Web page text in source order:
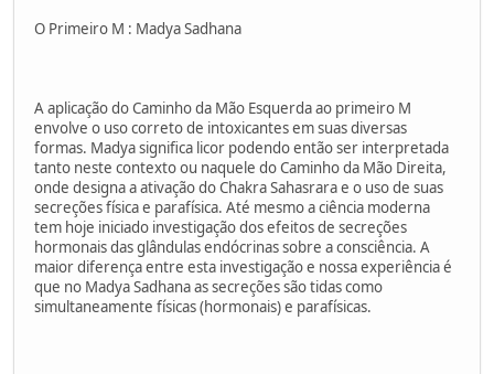
O Primeiro M : Madya Sadhana
A aplicação do Caminho da Mão Esquerda ao primeiro M
envolve o uso correto de intoxicantes em suas diversas
formas. Madya significa licor podendo então ser interpretada
tanto neste contexto ou naquele do Caminho da Mão Direita,
onde designa a ativação do Chakra Sahasrara e o uso de suas
secreções física e parafísica. Até mesmo a ciência moderna
tem hoje iniciado investigação dos efeitos de secreções
hormonais das glândulas endócrinas sobre a consciência. A
maior diferença entre esta investigação e nossa experiência é
que no Madya Sadhana as secreções são tidas como
simultaneamente físicas (hormonais) e parafísicas.